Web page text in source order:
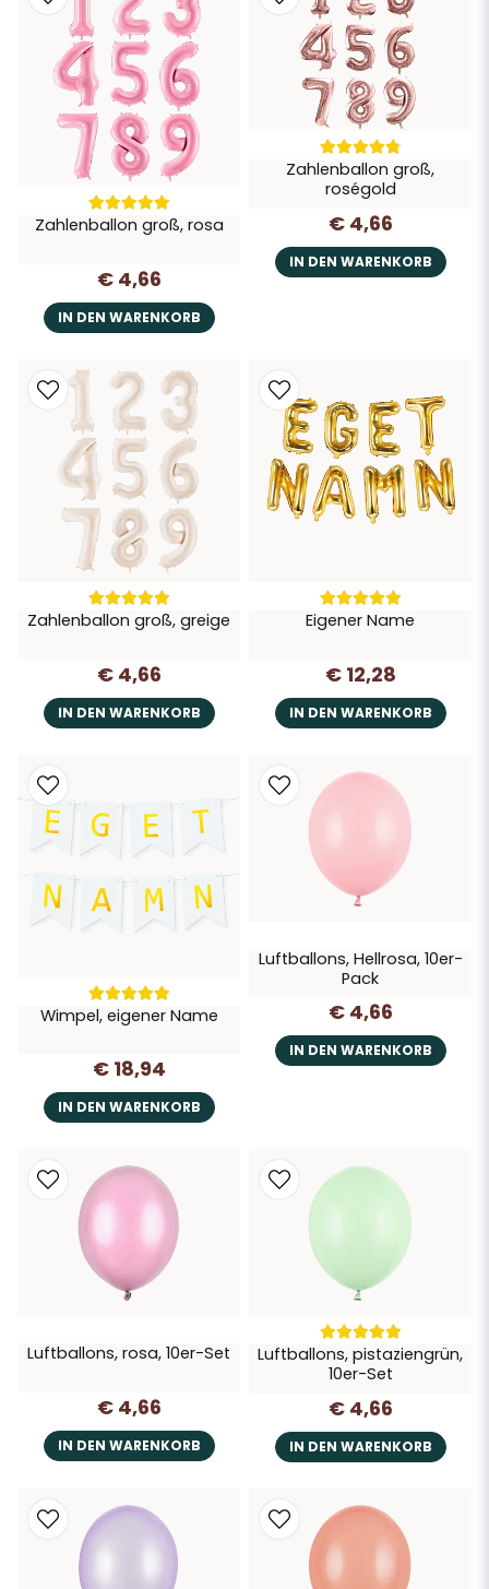
Zahlenballon groß, rosa
€ 4,66
IN DEN WARENKORB
Zahlenballon groß,
roségold
€ 4,66
IN DEN WARENKORB
Zahlenballon groß, greige
€ 4,66
IN DEN WARENKORB
Eigener Name
€ 12,28
IN DEN WARENKORB
Wimpel, eigener Name
€ 18,94
IN DEN WARENKORB
Luftballons, Hellrosa, 10er-
Pack
€ 4,66
IN DEN WARENKORB
Luftballons, rosa, 10er-Set
€ 4,66
IN DEN WARENKORB
Luftballons, pistaziengrün,
10er-Set
€ 4,66
IN DEN WARENKORB